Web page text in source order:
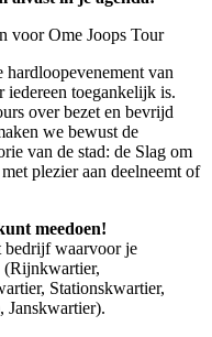
voor Ome Joops Tour
van
iedereen toegankelijk is.
over bezet en bevrijd
we bewust de
van de stad: de Slag om
plezier aan deelneemt of
meedoen!
bedrijf waarvoor je
(Rijnkwartier,
Stationskwartier,
Janskwartier).